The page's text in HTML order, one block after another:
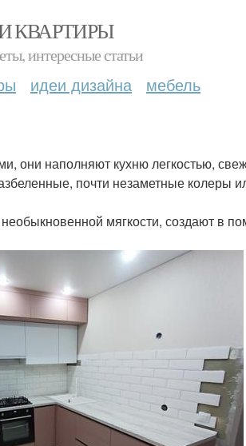
КВАРТИРЫ
интересные статьи
идеи дизайна мебель
они наполняют кухню легкостью,
почти незаметные колеры
мягкости, создают в